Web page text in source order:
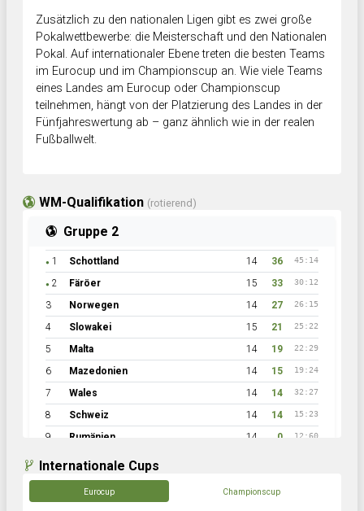
Zusätzlich zu den nationalen Ligen gibt es zwei große
Pokalwettbewerbe: die Meisterschaft und den Nationalen
Pokal. Auf internationaler Ebene treten die besten Teams
im Eurocup und im Championscup an. Wie viele Teams
eines Landes am Eurocup oder Championscup
teilnehmen, hängt von der Platzierung des Landes in der
Fünfjahreswertung ab – ganz ähnlich wie in der realen
Fußballwelt.
WM-Qualifikation (rotierend)
Gruppe 2
● 1 Schottland 14 36 45:14
● 2 Färöer 15 33 30:12
3 Norwegen 14 27 26:15
4 Slowakei 15 21 25:22
5 Malta 14 19 22:29
6 Mazedonien 14 15 19:24
7 Wales 14 14 32:27
8 Schweiz 14 14 15:23
9 Rumänien 14 0 12:60
Internationale Cups
Eurocup Championscup